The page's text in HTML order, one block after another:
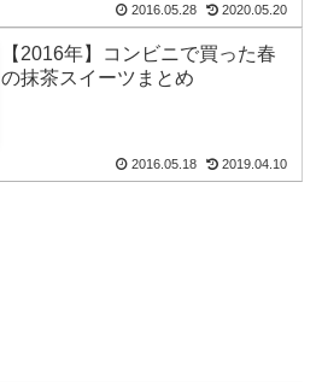
2016.05.28 2020.05.20
【2016年】コンビニで買った春
の抹茶スイーツまとめ
2016.05.18 2019.04.10